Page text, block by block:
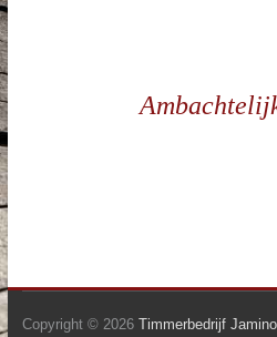
Copyright © 2026 Timmerbedrijf